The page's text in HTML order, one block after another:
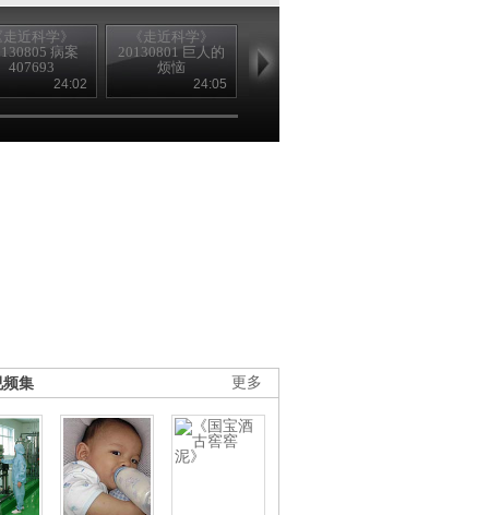
近科学》
病案
407693
24:02
《走近科学》
20130801 巨人的
烦恼
24:05
20130731 寒武纪
更多
频集